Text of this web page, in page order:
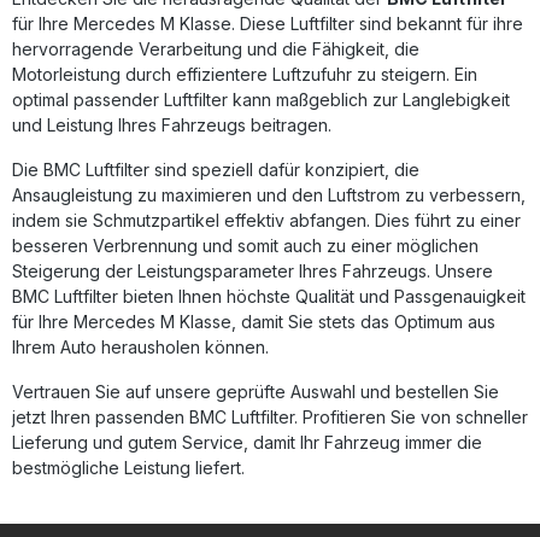
optimalen Schutz vor Feuchtigkeit, Korrosion und
Kraftstoffdämpfen. Dieses hochwertige Design ermöglicht
eine gleichmäßige Luftzufuhr und einen stabilen
Leistungsverlauf. Erhöhter Luftdurchsatz für verbesserte
Motorleistung Innovatives „Full Moulding“-Verfahren für
maximale Haltbarkeit Wiederverwendbares, waschbares
Filterelement Schützt den Motor vor Schmutz und
Straßeneinsatz Lieferumfang: 1x BMC Performance Luftfilter
FB936/04 Montageanleitung
für Ihre Mercedes M Klasse. Diese Luftfilter sind bekannt für ihre
hervorragende Verarbeitung und die Fähigkeit, die
Motorleistung durch effizientere Luftzufuhr zu steigern. Ein
optimal passender Luftfilter kann maßgeblich zur Langlebigkeit
und Leistung Ihres Fahrzeugs beitragen.
Die BMC Luftfilter sind speziell dafür konzipiert, die
Ansaugleistung zu maximieren und den Luftstrom zu verbessern,
indem sie Schmutzpartikel effektiv abfangen. Dies führt zu einer
besseren Verbrennung und somit auch zu einer möglichen
Steigerung der Leistungsparameter Ihres Fahrzeugs. Unsere
BMC Luftfilter bieten Ihnen höchste Qualität und Passgenauigkeit
für Ihre Mercedes M Klasse, damit Sie stets das Optimum aus
Ihrem Auto herausholen können.
Vertrauen Sie auf unsere geprüfte Auswahl und bestellen Sie
jetzt Ihren passenden BMC Luftfilter. Profitieren Sie von schneller
Lieferung und gutem Service, damit Ihr Fahrzeug immer die
bestmögliche Leistung liefert.